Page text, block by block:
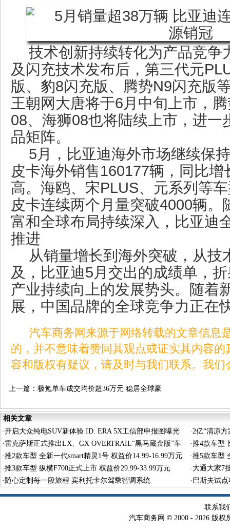
技术创新持续转化为产品竞争
及闪充技术发布后，第三代元
版、豹8闪充版、腾势N9闪充版
王朝网大唐将于6月中旬上市，
08、海狮08也将陆续上市，进一
品矩阵。
5月，比亚迪海外市场继续保
皮卡海外销售160177辆，同比
高。海鸥、宋PLUS、元系列等
皮卡连续两个月量突破4000辆。
富和全球布局持续深入，比亚迪
推进
从销量增长到海外突破，从技
及，比亚迪5月交出的成绩单，
产业持续向上的发展势头。随着
展，中国品牌的全球竞争力正在
汽车商务网来源于网络转载的文章信息
的，并不意味着赞同其观点或证实其内容
容和版权有疑议，请及时与我们联系。我
上一篇： 极氪单车成交均价超36万元 稳居全球豪
相关文章
·开启大众纯电SUV新体验 ID. ERA 5X工信部申报图曝光 ·2亿“清凉
·雷克萨斯正式推出LX、GX OVERTRAIL“黑马藏金版”车
型
·推4款车型
·推2款车型 全新一代smart精灵1号 权益价14.99-16.99万元 ·推5款车型
·推3款车型 纵横F700正式上市 权益价29.99-33.99万元 · 大通大家7
· 随心定制每一段旅程 宾利托卡尔驾乘智调系统 · 巴斯夫试
术
联系我
汽车商务网 © 2000 - 2026 版权